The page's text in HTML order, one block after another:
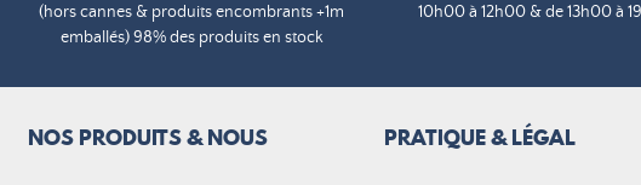
(hors cannes & produits encombrants +1m
emballés) 98% des produits en stock
10h00 à 12h00 & de 13h00 à
NOS PRODUITS & NOUS PRATIQUE & LÉGAL